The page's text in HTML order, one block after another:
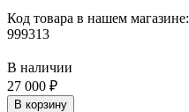
Код товара в нашем магазине:
999313
В наличии
27 000 ₽
В корзину